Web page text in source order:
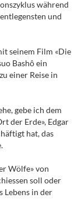
während
und
seinem Film «Die
Bashô ein
einer Reise in
gebe ich dem
der Erde», Edgar
hat, das
Wölfe» von
soll oder
Lebens in der